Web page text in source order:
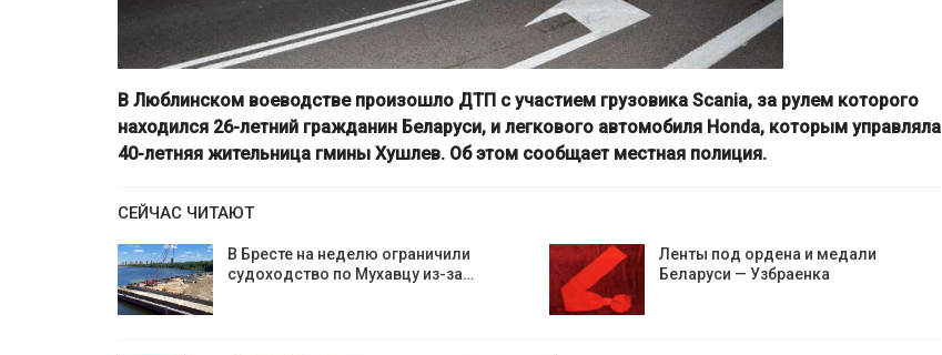
В Люблинском воеводстве произошло ДТП с участием грузовика Scania, за рулем которого
находился 26-летний гражданин Беларуси, и легкового автомобиля Honda, которым управляла
40-летняя жительница гмины Хушлев. Об этом сообщает местная полиция.
СЕЙЧАС ЧИТАЮТ
В Бресте на неделю ограничили
судоходство по Мухавцу из-за…
Ленты под ордена и медали
Беларуси — Узбраенка